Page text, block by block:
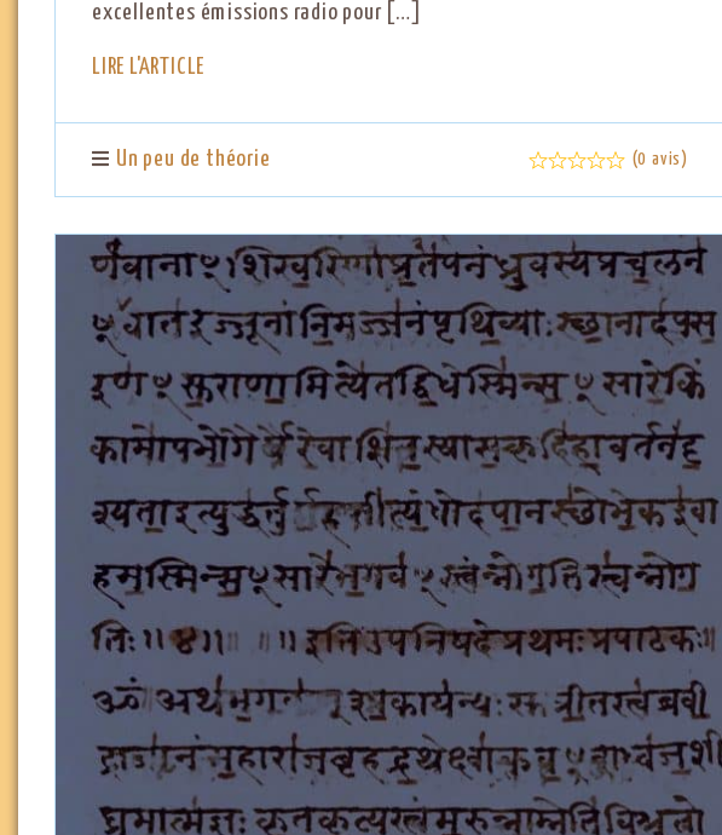
excellentes émissions radio pour […]
LIRE L'ARTICLE
Un peu de théorie (0 avis)